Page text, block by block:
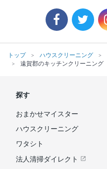
トップ ハウスクリーニング
遠賀郡のキッチンクリーニング
探す
おまかせマイスター
ハウスクリーニング
ワタシト
法人清掃ダイレクト